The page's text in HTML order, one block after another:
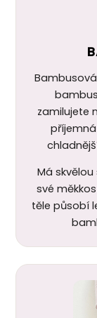
zamilujete
Má
své
těle působí